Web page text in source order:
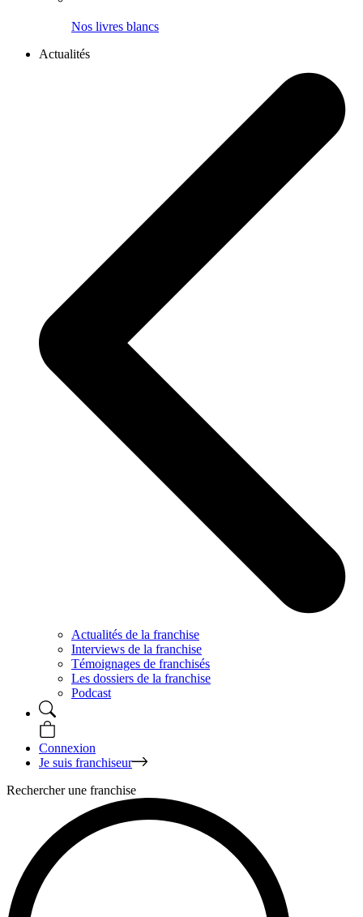
Nos livres blancs
Actualités
Actualités de la franchise
Interviews de la franchise
Témoignages de franchisés
Les dossiers de la franchise
Podcast
Connexion
Je suis franchiseur
Rechercher une franchise